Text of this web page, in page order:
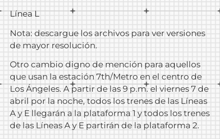
Línea L
Nota: descargue los archivos para ver versiones
de mayor resolución.
Otro cambio digno de mención para aquellos
que usan la estación 7th/Metro en el centro de
Los Ángeles. A partir de las 9 p.m. el viernes 7 de
abril por la noche, todos los trenes de las Líneas
A y E llegarán a la plataforma 1 y todos los trenes
de las Líneas A y E partirán de la plataforma 2.